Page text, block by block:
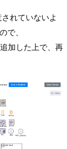
れていないよ
で、
加した上で、再